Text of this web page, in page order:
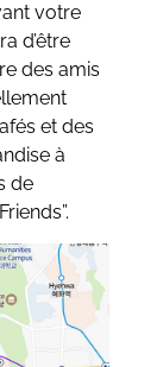
votre
d’être
des amis
et des
à
de